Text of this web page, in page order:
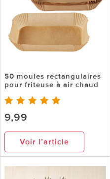
50 moules rectangulaires
pour friteuse à air chaud
9,99
Voir l’article